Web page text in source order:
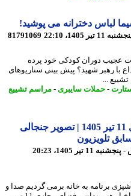
دخترانه می پوشید!
81791069
دوران کودکی خود پرده
شهید؟ پیش بینی سناریوهای
- حملات سایبری- مراسم تشییع
اخبار هنرمندان و فضای مجازی 11 تیر 1405 | تصویر جنجالی
به خانه برمی گردیم صدا و